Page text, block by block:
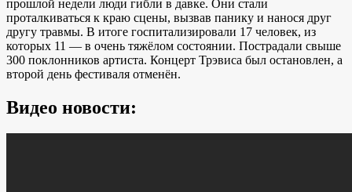
прошлой недели люди гибли в давке. Они стали
проталкиваться к краю сцены, вызвав панику и нанося друг
другу травмы. В итоге госпитализировали 17 человек, из
которых 11 — в очень тяжёлом состоянии. Пострадали свыше
300 поклонников артиста. Концерт Трэвиса был остановлен, а
второй день фестиваля отменён.
Видео новости: